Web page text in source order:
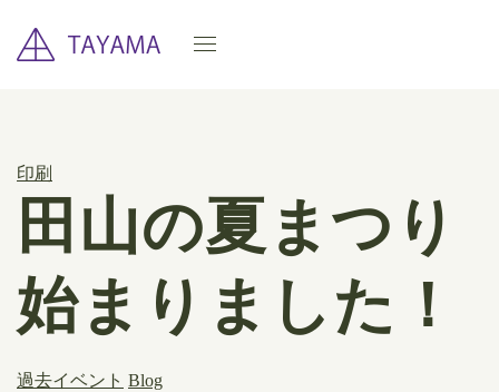
印刷
田山の夏まつり
始まりました！
過去イベント Blog